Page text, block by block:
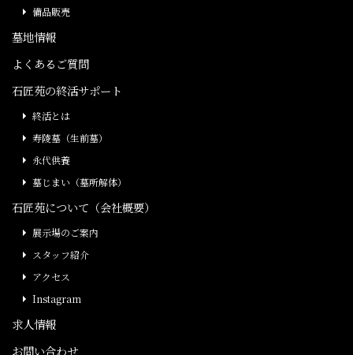
備品販売
墓地情報
よくあるご質問
石匠苑の終活サポート
終活とは
寿陵墓（生前墓）
永代供養
墓じまい（墓所解体）
石匠苑について（会社概要）
展示場のご案内
スタッフ紹介
アクセス
Instagram
求人情報
お問い合わせ